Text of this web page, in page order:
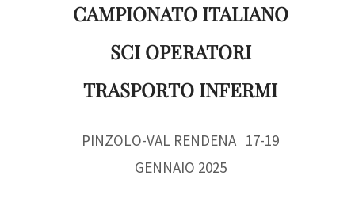
CAMPIONATO ITALIANO
SCI OPERATORI
TRASPORTO INFERMI
PINZOLO-VAL RENDENA 17-19
GENNAIO 2025